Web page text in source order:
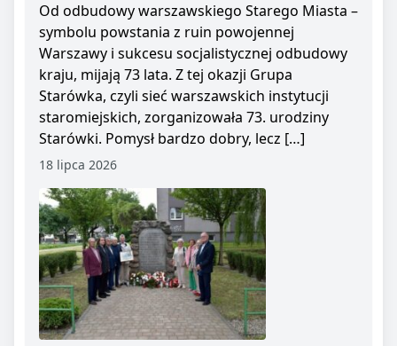
Od odbudowy warszawskiego Starego Miasta –
symbolu powstania z ruin powojennej
Warszawy i sukcesu socjalistycznej odbudowy
kraju, mijają 73 lata. Z tej okazji Grupa
Starówka, czyli sieć warszawskich instytucji
staromiejskich, zorganizowała 73. urodziny
Starówki. Pomysł bardzo dobry, lecz […]
18 lipca 2026